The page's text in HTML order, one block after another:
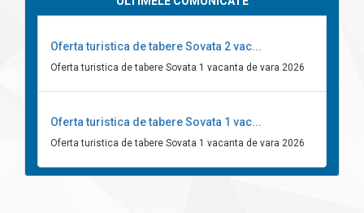
Oferta turistica de tabere Sovata 2 vac...
Oferta turistica de tabere Sovata 1 vacanta de vara 2026
Oferta turistica de tabere Sovata 1 vac...
Oferta turistica de tabere Sovata 1 vacanta de vara 2026